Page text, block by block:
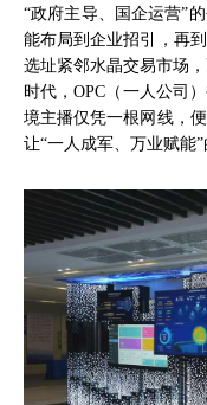
“政府主导、国企运营”
能布局到企业招引，再
选址紧邻水晶交易市场
时代，OPC（一人公司
境主播仅凭一根网线，
让“一人成军、万业赋能”